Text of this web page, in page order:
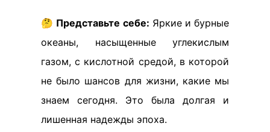
🤔 Представьте себе: Яркие и бурные
океаны, насыщенные углекислым
газом, с кислотной средой, в которой
не было шансов для жизни, какие мы
знаем сегодня. Это была долгая и
лишенная надежды эпоха.